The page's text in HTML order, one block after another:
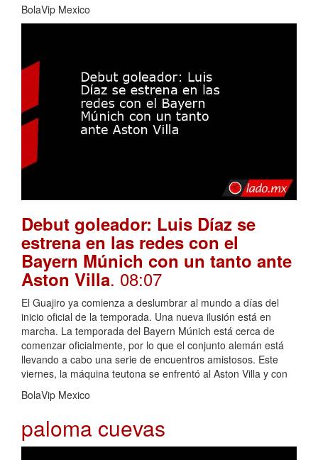
BolaVip Mexico
Debut goleador: Luis Díaz se
estrena en las redes con el
Bayern Múnich con un tanto ante
Aston Villa. 08:07
El Guajiro ya comienza a deslumbrar al mundo a días del
inicio oficial de la temporada. Una nueva ilusión está en
marcha. La temporada del Bayern Múnich está cerca de
comenzar oficialmente, por lo que el conjunto alemán está
llevando a cabo una serie de encuentros amistosos. Este
viernes, la máquina teutona se enfrentó al Aston Villa y con
BolaVip Mexico
paloma cuevas